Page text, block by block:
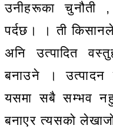
उनीहरूका
पर्दछ। । ती
अनि उत्पादित
बनाउने । उत्पादन
यसमा सबै सम्भव
बनाएर त्यसको